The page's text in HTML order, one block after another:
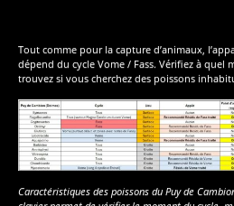
Tout comme pour la capture d’animaux,
dépend du cycle Vome / Fass. Vérifiez à quel
trouvez si vous cherchez des poissons
Caractéristiques des poissons du Puy de